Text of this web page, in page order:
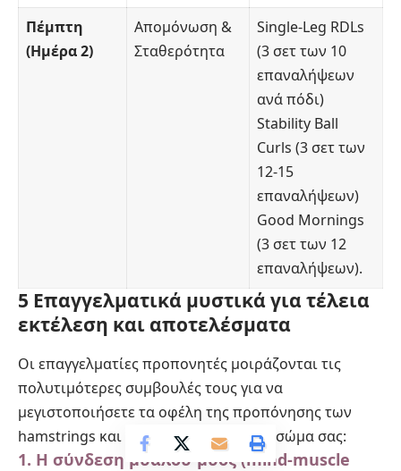
Πέμπτη
(Ημέρα 2)
Απομόνωση &
Σταθερότητα
Single-Leg RDLs
(3 σετ των 10
επαναλήψεων
ανά πόδι)
Stability Ball
Curls (3 σετ των
12-15
επαναλήψεων)
Good Mornings
(3 σετ των 12
επαναλήψεων).
5 Επαγγελματικά μυστικά για τέλεια
εκτέλεση και αποτελέσματα
Οι επαγγελματίες προπονητές μοιράζονται τις
πολυτιμότερες συμβουλές τους για να
μεγιστοποιήσετε τα οφέλη της προπόνησης των
hamstrings και να προστατεύσετε το σώμα σας:
1. Η σύνδεση μυαλού-μυός (mind-muscle